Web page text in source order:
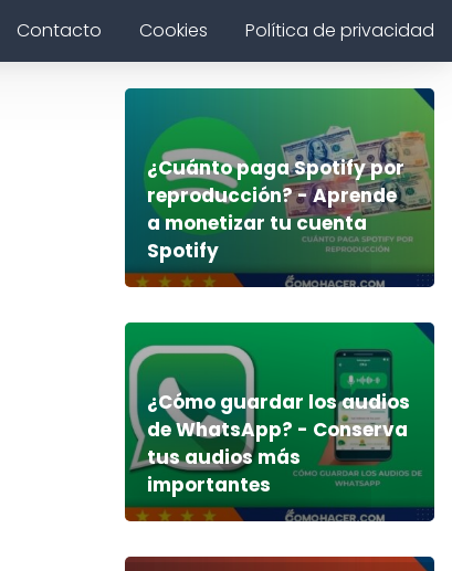
Contacto Cookies Política de privacidad
¿Cuánto paga Spotify por
reproducción? - Aprende
a monetizar tu cuenta
Spotify
¿Cómo guardar los audios
de WhatsApp? - Conserva
tus audios más
importantes